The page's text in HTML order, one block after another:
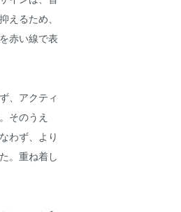
えるため、
赤い線で表
、アクティ
そのうえ
わず、より
。重ね着し